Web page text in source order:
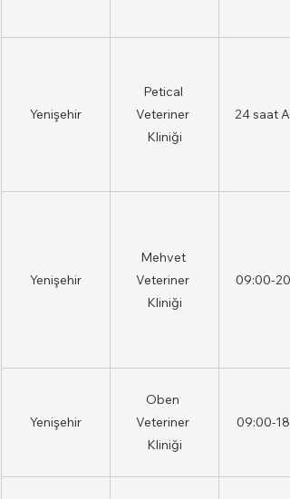
Yenişehir
Petical
Veteriner
Kliniği
24 saat
Yenişehir
Mehvet
Veteriner
Kliniği
09:00-
Yenişehir
Oben
Veteriner
Kliniği
09:00-